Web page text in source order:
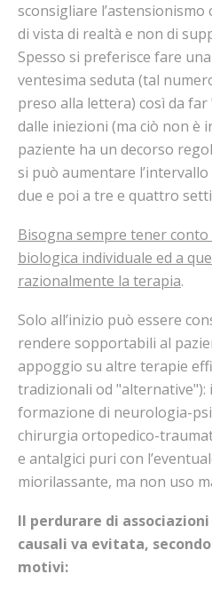
sconsigliare
di vista di realtà e non di
Spesso si preferisce fare
ventesima seduta (tal
preso alla lettera) così da
dalle iniezioni (ma ciò non è
paziente ha un decorso
si può aumentare
due e poi a tre e quattro
Bisogna sempre tener conto
biologica individuale ed a
razionalmente la terapia.
Solo all’inizio può essere
rendere sopportabili al
appoggio su altre terapie
tradizionali od "alternative"):
formazione di neurologia-
chirurgia ortopedico-
e antalgici puri con
miorilassante, ma non uso
Il perdurare di
causali va evitata,
motivi: